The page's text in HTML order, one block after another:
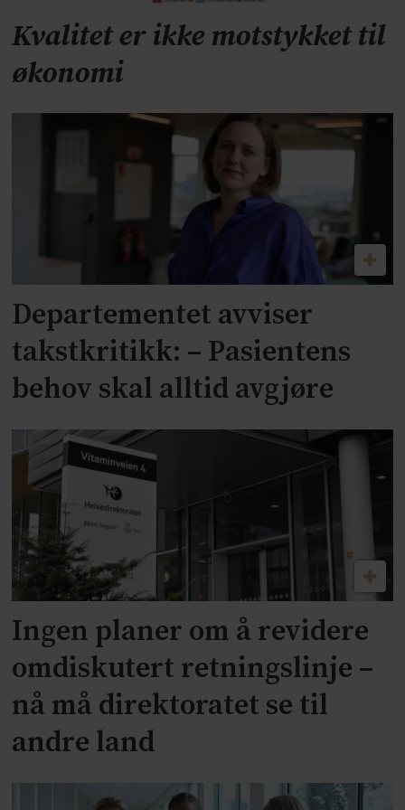
Kvalitet er ikke motstykket til
økonomi
Departementet avviser
takstkritikk: – Pasientens
behov skal alltid avgjøre
Ingen planer om å revidere
omdiskutert retningslinje –
nå må direktoratet se til
andre land